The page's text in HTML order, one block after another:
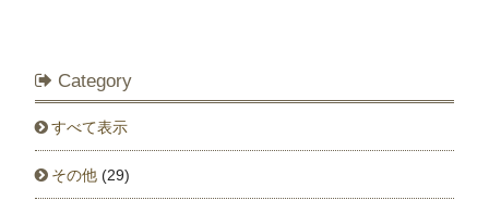
Category
すべて表示
その他 (29)